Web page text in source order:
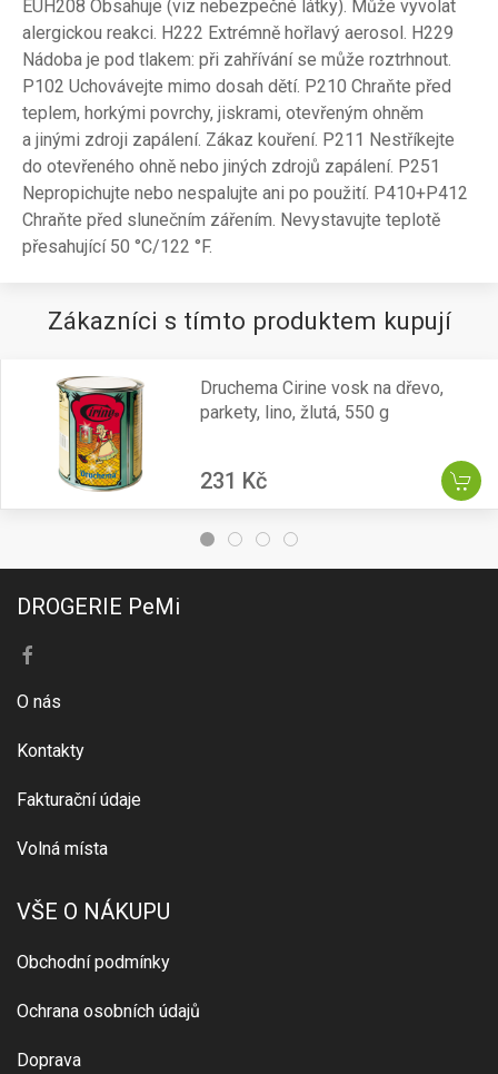
EUH208 Obsahuje (viz nebezpečné látky). Může vyvolat
alergickou reakci. H222 Extrémně hořlavý aerosol. H229
Nádoba je pod tlakem: při zahřívání se může roztrhnout.
P102 Uchovávejte mimo dosah dětí. P210 Chraňte před
teplem, horkými povrchy, jiskrami, otevřeným ohněm
a jinými zdroji zapálení. Zákaz kouření. P211 Nestříkejte
do otevřeného ohně nebo jiných zdrojů zapálení. P251
Nepropichujte nebo nespalujte ani po použití. P410+P412
Chraňte před slunečním zářením. Nevystavujte teplotě
přesahující 50 °C/122 °F.
Zákazníci s tímto produktem kupují
Druchema Cirine vosk na dřevo,
parkety, lino, žlutá, 550 g
231 Kč
DROGERIE PeMi
O nás
Kontakty
Fakturační údaje
Volná místa
VŠE O NÁKUPU
Obchodní podmínky
Ochrana osobních údajů
Doprava